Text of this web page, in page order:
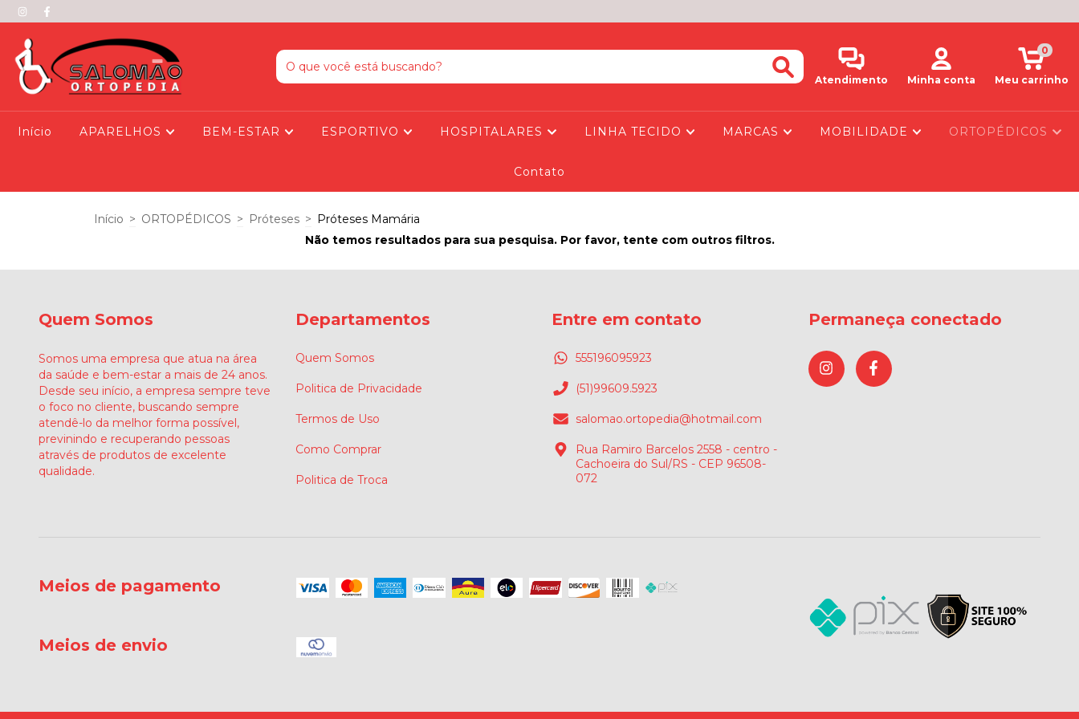
Atendimento Minha conta Meu carrinho
0
Início APARELHOS BEM-ESTAR ESPORTIVO HOSPITALARES LINHA TECIDO MARCAS MOBILIDADE ORTOPÉDICOS
Contato
Início > ORTOPÉDICOS > Próteses > Próteses Mamária
Não temos resultados para sua pesquisa. Por favor, tente com outros filtros.
Quem Somos
Somos uma empresa que atua na área
da saúde e bem-estar a mais de 24 anos.
Desde seu início, a empresa sempre teve
o foco no cliente, buscando sempre
atendê-lo da melhor forma possível,
previnindo e recuperando pessoas
através de produtos de excelente
qualidade.
Departamentos
Quem Somos
Politica de Privacidade
Termos de Uso
Como Comprar
Politica de Troca
Entre em contato
555196095923
(51)99609.5923
salomao.ortopedia@hotmail.com
Rua Ramiro Barcelos 2558 - centro -
Cachoeira do Sul/RS - CEP 96508-
072
Permaneça conectado
Meios de pagamento
Meios de envio